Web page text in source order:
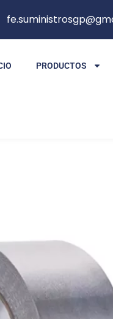
PRODUCTOS